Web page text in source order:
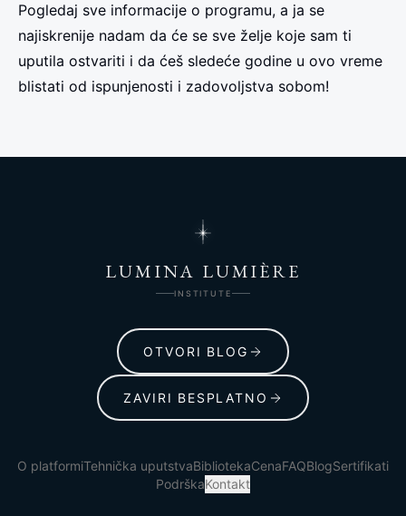
Pogledaj sve informacije o programu, a ja se
najiskrenije nadam da će se sve želje koje sam ti
uputila ostvariti i da ćeš sledeće godine u ovo vreme
blistati od ispunjenosti i zadovoljstva sobom!
LUMINA LUMIÈRE
INSTITUTE
OTVORI BLOG
ZAVIRI BESPLATNO
O platformiTehnička uputstvaBibliotekaCenaFAQBlogSertifikati
PodrškaKontakt